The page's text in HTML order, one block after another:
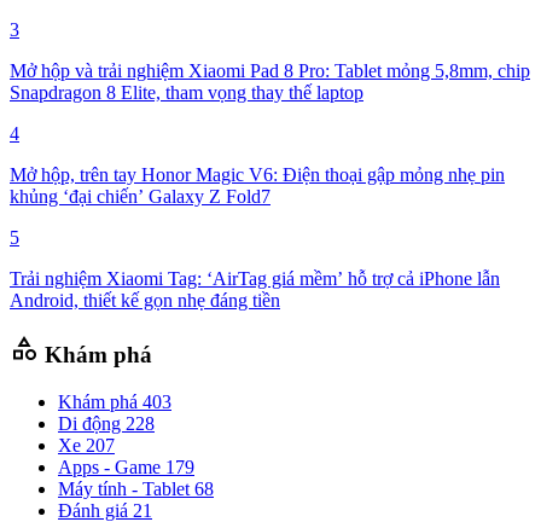
3
Mở hộp và trải nghiệm Xiaomi Pad 8 Pro: Tablet mỏng 5,8mm, chip
Snapdragon 8 Elite, tham vọng thay thế laptop
4
Mở hộp, trên tay Honor Magic V6: Điện thoại gập mỏng nhẹ pin
khủng ‘đại chiến’ Galaxy Z Fold7
5
Trải nghiệm Xiaomi Tag: ‘AirTag giá mềm’ hỗ trợ cả iPhone lẫn
Android, thiết kế gọn nhẹ đáng tiền
category Khám phá
Khám phá 403
Di động 228
Xe 207
Apps - Game 179
Máy tính - Tablet 68
Đánh giá 21